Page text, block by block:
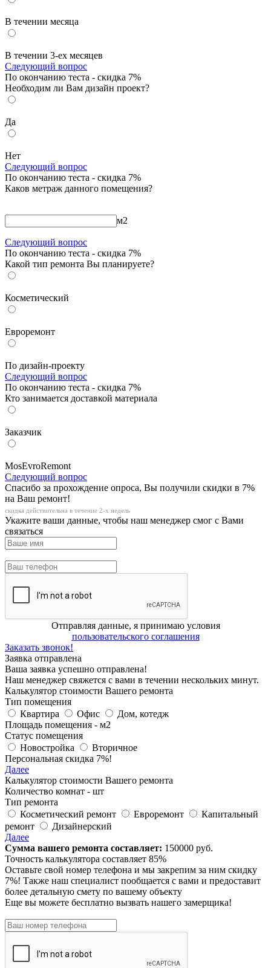
В течении месяца
В течении 3-ех месяцев
Следующий вопрос
По окончанию теста - скидка 7%
Необходим ли Вам дизайн проект?
Да
Нет
Следующий вопрос
По окончанию теста - скидка 7%
Каков метраж данного помещения?
м2
Следующий вопрос
По окончанию теста - скидка 7%
Какой тип ремонта Вы планируете?
Косметический
Евроремонт
По дизайн-проекту
Следующий вопрос
По окончанию теста - скидка 7%
Кто занимается доставкой материала
Заказчик
MosEvroRemont
Следующий вопрос
Спасибо за прохождение опроса, Вы получили скидки в 7%
на Ваш ремонт!
скидка действительна в течение 2-х недель
Укажите ваши данные, чтобы наш менеджер смог с Вами
связаться
Отправляя данные, я принимаю условия
пользовательского соглашения
Заказать звонок!
Заявка отправлена
Ваша заявка успешно отправлена!
Наш менеджер свяжется с вами в течении нескольких минут.
Калькулятор стоимости Вашего ремонта
Тип помещения
Квартира
Офис
Дом, котедж
Площадь помещения - м2
Статус помещения
Новостройка
Вторичное
Персональная скидка 7%!
Далее
Калькулятор стоимости Вашего ремонта
Количество комнат - шт
Тип ремонта
Косметический ремонт
Евроремонт
Капитальный
ремонт
Дизайнерский
Далее
Сумма вашего ремонта составляет: 150000 руб.
Точность калькулятора составляет 85%
Оставьте свой номер телефона и мы закрепим за ним скидку
7%! Также наш специалист пообщается с вами и предоставит
более детальную смету по вашему объекту
Еще вы можете бесплатно вызвать нашего замерщика!